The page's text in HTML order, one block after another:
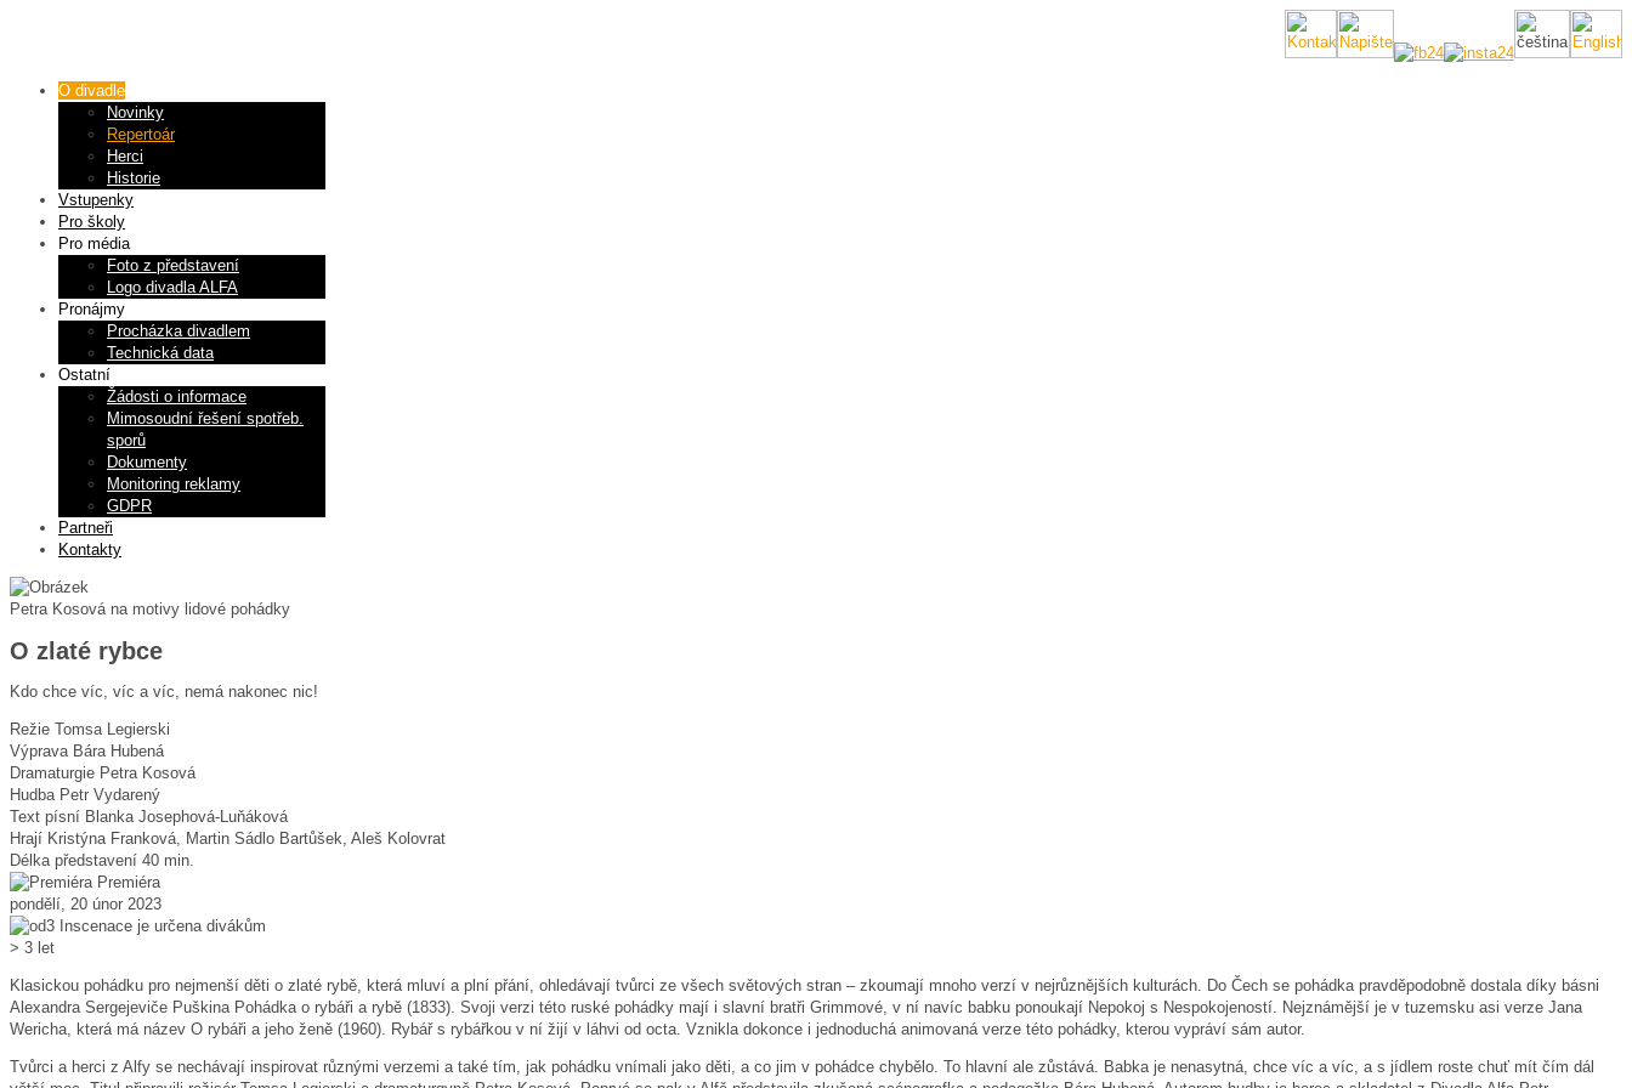
O divadle
Novinky
Repertoár
Herci
Historie
Vstupenky
Pro školy
Pro média
Foto z představení
Logo divadla ALFA
Pronájmy
Procházka divadlem
Technická data
Ostatní
Žádosti o informace
Mimosoudní řešení spotřeb.
sporů
Dokumenty
Monitoring reklamy
GDPR
Partneři
Kontakty
Petra Kosová na motivy lidové pohádky
O zlaté rybce
Kdo chce víc, víc a víc, nemá nakonec nic!
Režie Tomsa Legierski
Výprava Bára Hubená
Dramaturgie Petra Kosová
Hudba Petr Vydarený
Text písní Blanka Josephová-Luňáková
Hrají Kristýna Franková, Martin Sádlo Bartůšek, Aleš Kolovrat
Délka představení 40 min.
Premiéra
pondělí, 20 únor 2023
Inscenace je určena divákům
> 3 let
Klasickou pohádku pro nejmenší děti o zlaté rybě, která mluví a plní přání, ohledávají tvůrci ze všech světových stran – zkoumají mnoho verzí v nejrůznějších kulturách. Do Čech se pohádka pravděpodobně dostala díky básni
Alexandra Sergejeviče Puškina Pohádka o rybáři a rybě (1833). Svoji verzi této ruské pohádky mají i slavní bratři Grimmové, v ní navíc babku ponoukají Nepokoj s Nespokojeností. Nejznámější je v tuzemsku asi verze Jana
Wericha, která má název O rybáři a jeho ženě (1960). Rybář s rybářkou v ní žijí v láhvi od octa. Vznikla dokonce i jednoduchá animovaná verze této pohádky, kterou vypráví sám autor.
Tvůrci a herci z Alfy se nechávají inspirovat různými verzemi a také tím, jak pohádku vnímali jako děti, a co jim v pohádce chybělo. To hlavní ale zůstává. Babka je nenasytná, chce víc a víc, a s jídlem roste chuť mít čím dál